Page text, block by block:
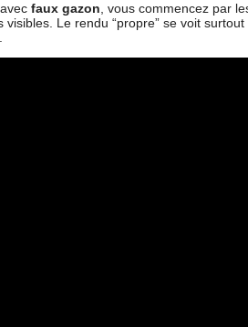
faux gazon , vous commencez par
Le rendu “propre” se voit